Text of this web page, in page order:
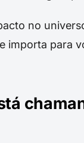
no
importa para